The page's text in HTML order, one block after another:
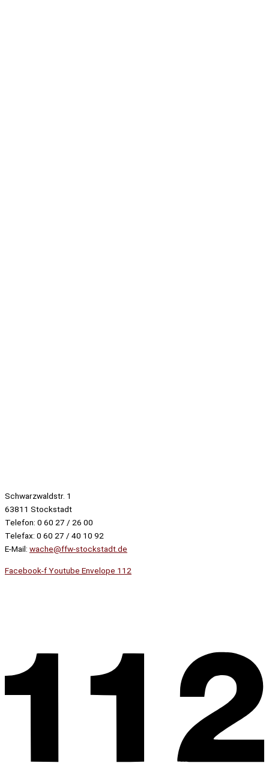
Schwarzwaldstr. 1
63811 Stockstadt
Telefon: 0 60 27 / 26 00
Telefax: 0 60 27 / 40 10 92
E-Mail: wache@ffw-stockstadt.de
Facebook-fYoutube Envelope 112